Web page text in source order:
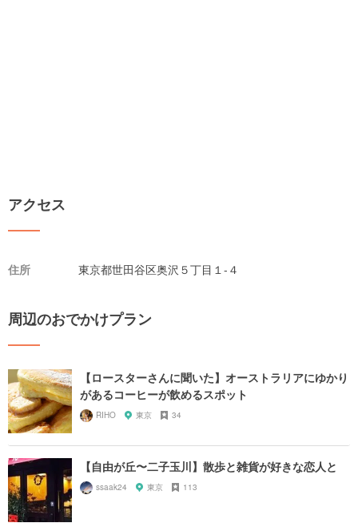
アクセス
住所 東京都世田谷区奥沢５丁目１-４
周辺のおでかけプラン
【ロースターさんに聞いた】オーストラリアにゆかり
があるコーヒーが飲めるスポット
RIHO 東京 34
【自由が丘〜二子玉川】散歩と雑貨が好きな恋人と
ssaak24 東京 113